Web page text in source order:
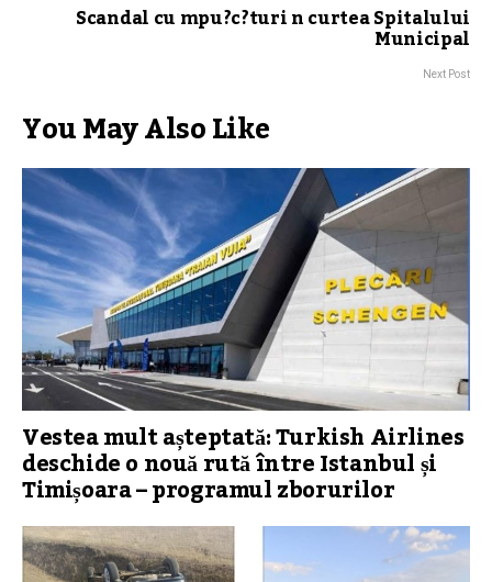
Scandal cu mpu?c?turi n curtea Spitalului
Municipal
Next Post
You May Also Like
Vestea mult așteptată: Turkish Airlines
deschide o nouă rută între Istanbul și
Timișoara – programul zborurilor